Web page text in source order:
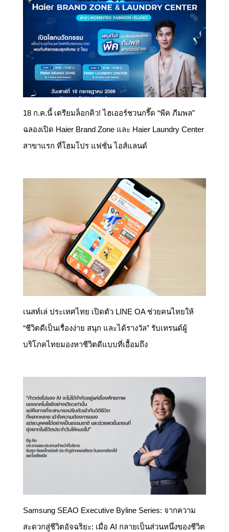
18 ก.ค.นี้ เตรียมล็อกคิว! ไฮเออร์ชวนกรี๊ด “พีค ภีมพล”
ฉลองเปิด Haier Brand Zone และ Haier Laundry Center
สาขาแรก ที่โฮมโปร แฟชั่น ไอส์แลนด์
เนสท์เล่ ประเทศไทย เปิดตัว LINE OA ช่วยคนไทยให้
“ชีวิตดีเป็นเรื่องง่าย สนุก และได้รางวัล” รับเทรนด์ผู้
บริโภคไทยมองหาชีวิตดีแบบที่เอื้อมถึง
Samsung SEAO Executive Byline Series: จากความ
สะดวกสู่ชีวิตอัจฉริยะ: เมื่อ AI กลายเป็นส่วนหนึ่งของชีวิต